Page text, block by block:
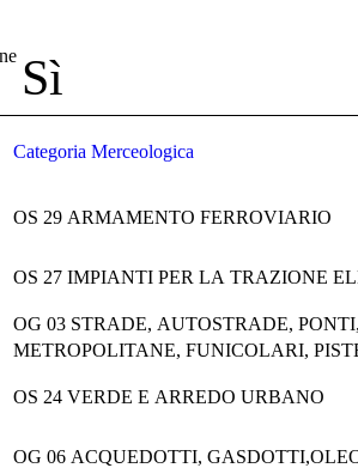
Sì
Categoria Merceologica
OS 29 ARMAMENTO FERROVIARIO
OS 27 IMPIANTI PER LA TRAZIONE
OG 03 STRADE, AUTOSTRADE,
METROPOLITANE, FUNICOLARI,
OS 24 VERDE E ARREDO URBANO
OG 06 ACQUEDOTTI,